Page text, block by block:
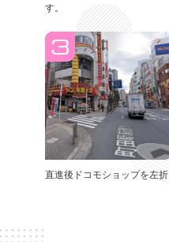
す。
直進後ドコモショップを左折